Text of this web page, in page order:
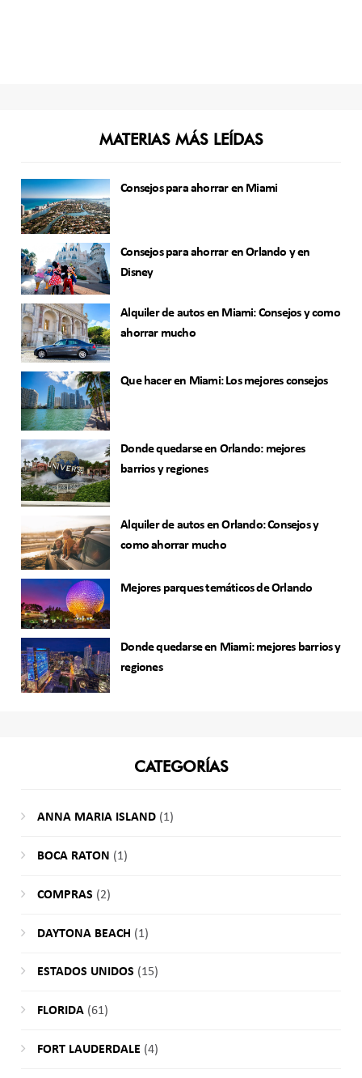
MATERIAS MÁS LEÍDAS
Consejos para ahorrar en Miami
Consejos para ahorrar en Orlando y en
Disney
Alquiler de autos en Miami: Consejos y como
ahorrar mucho
Que hacer en Miami: Los mejores consejos
Donde quedarse en Orlando: mejores
barrios y regiones
Alquiler de autos en Orlando: Consejos y
como ahorrar mucho
Mejores parques temáticos de Orlando
Donde quedarse en Miami: mejores barrios y
regiones
CATEGORÍAS
ANNA MARIA ISLAND(1)
BOCA RATON (1)
COMPRAS (2)
DAYTONA BEACH (1)
ESTADOS UNIDOS (15)
FLORIDA(61)
FORT LAUDERDALE (4)